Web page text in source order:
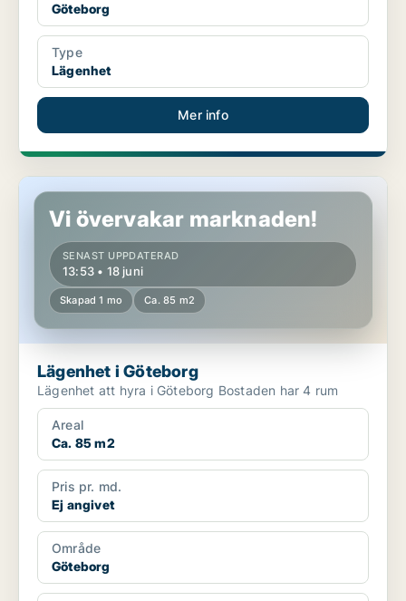
Göteborg
Type
Lägenhet
Mer info
Lägenhet i Göteborg
Vi övervakar marknaden!
SENAST UPPDATERAD
13:53 • 18 juni
Skapad 1 mo Ca. 85 m2
Lägenhet i Göteborg
Lägenhet att hyra i Göteborg Bostaden har 4 rum
Areal
Ca. 85 m2
Pris pr. md.
Ej angivet
Område
Göteborg